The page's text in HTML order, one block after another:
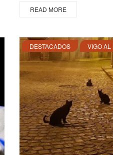
READ MORE
DESTACADOS VIGO AL